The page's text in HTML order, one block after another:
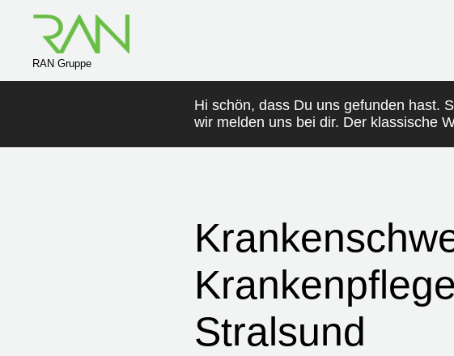
RAN Gruppe
Hi schön, dass Du uns gefunden hast.
wir melden uns bei dir. Der klassische
Stralsund